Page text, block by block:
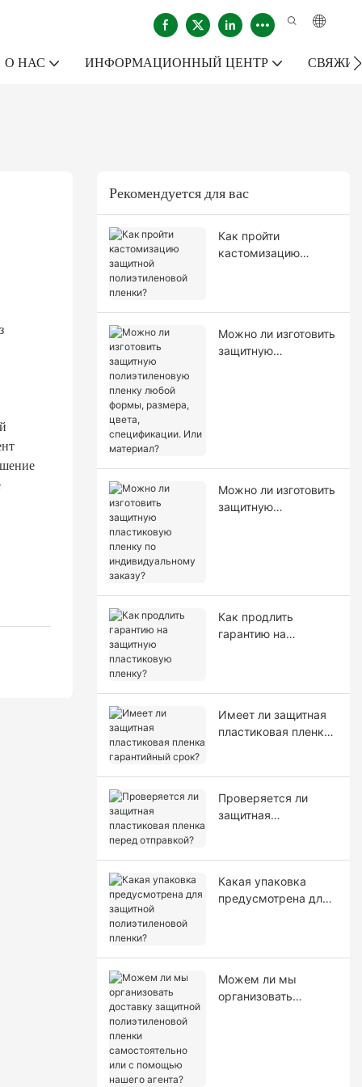
О НАС ИНФОРМАЦИОННЫЙ ЦЕНТР
Рекомендуется для вас
Как пройти
кастомизацию
Можно ли изготовить
защитную
Можно ли изготовить
защитную
Как продлить
гарантию на
Имеет ли защитная
пластиковая пленка
Проверяется ли
защитная
Какая упаковка
предусмотрена для
Можем ли мы
организовать